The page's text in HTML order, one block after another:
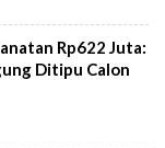
Rp622 Juta:
Ditipu Calon